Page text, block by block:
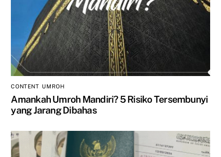
CONTENT, UMROH
Amankah Umroh Mandiri? 5 Risiko Tersembunyi
yang Jarang Dibahas